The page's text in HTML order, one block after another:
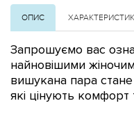
ОПИС
Запрошуємо вас
найновішими
вишукана пара
які цінують комфорт